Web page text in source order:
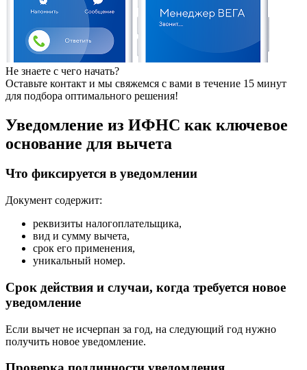
Не знаете с чего начать?
Оставьте контакт и мы свяжемся с вами в течение 15 минут
для подбора оптимального решения!
Уведомление из ИФНС как ключевое
основание для вычета
Что фиксируется в уведомлении
Документ содержит:
реквизиты налогоплательщика,
вид и сумму вычета,
срок его применения,
уникальный номер.
Срок действия и случаи, когда требуется новое
уведомление
Если вычет не исчерпан за год, на следующий год нужно
получить новое уведомление.